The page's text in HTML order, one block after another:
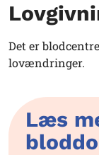
Det er
lovændringer.
Læs